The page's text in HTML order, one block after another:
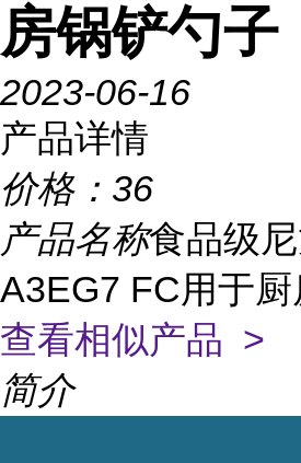
房锅铲勺子
2023-06-16
产品详情
价格： 36
产品名称食品级
A3EG7 FC用于
查看相似产品 >
简介